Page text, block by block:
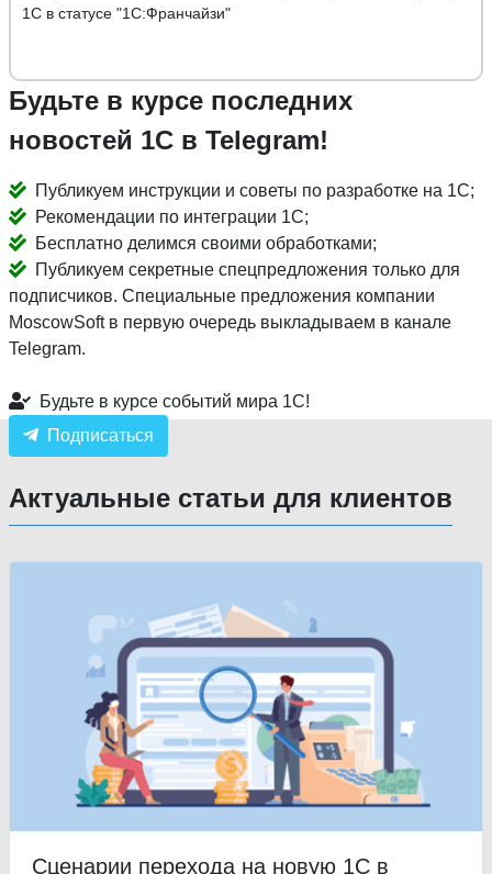
1С в статусе "1С:Франчайзи"
Будьте в курсе последних
новостей 1С в Telegram!
Публикуем инструкции и советы по разработке на 1С;
Рекомендации по интеграции 1С;
Бесплатно делимся своими обработками;
Публикуем секретные спецпредложения только для
подписчиков. Специальные предложения компании
MoscowSoft в первую очередь выкладываем в канале
Telegram.
Будьте в курсе событий мира 1С!
Подписаться
Актуальные статьи для клиентов
Сценарии перехода на новую 1С в